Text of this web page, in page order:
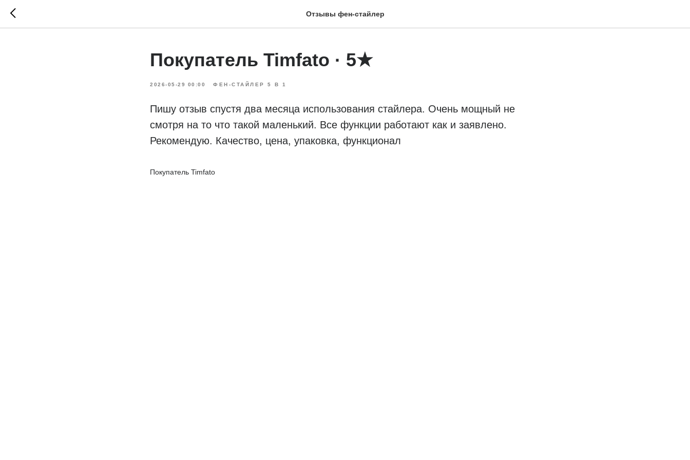
Отзывы фен-стайлер
Покупатель Timfato · 5★
2026-05-29 00:00 ФЕН-СТАЙЛЕР 5 В 1
Пишу отзыв спустя два месяца использования стайлера. Очень мощный не
смотря на то что такой маленький. Все функции работают как и заявлено.
Рекомендую. Качество, цена, упаковка, функционал
Покупатель Timfato